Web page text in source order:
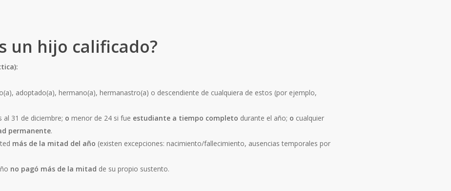
un hijo calificado?
adoptado(a), hermano(a), hermanastro(a) o descendiente de cualquiera de estos (por ejemplo,
31 de diciembre; o menor de 24 si fue estudiante a tiempo completo durante el año; o cualquier
permanente.
más de la mitad del año (existen excepciones: nacimiento/fallecimiento, ausencias temporales por
no pagó más de la mitad de su propio sustento.